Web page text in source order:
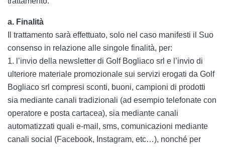
a. Finalità
Il trattamento sarà effettuato, solo nel caso manifesti il Suo
consenso in relazione alle singole finalità, per:
1. l’invio della newsletter di Golf Bogliaco srl e l’invio di
ulteriore materiale promozionale sui servizi erogati da Golf
Bogliaco srl compresi sconti, buoni, campioni di prodotti
sia mediante canali tradizionali (ad esempio telefonate con
operatore e posta cartacea), sia mediante canali
automatizzati quali e-mail, sms, comunicazioni mediante
canali social (Facebook, Instagram, etc…), nonché per